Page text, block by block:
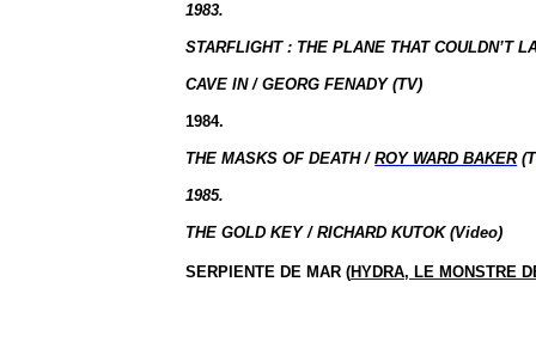
1983.
STARFLIGHT : THE PLANE THAT COULDN’T
CAVE IN / GEORG FENADY (TV)
1984.
THE MASKS OF DEATH /ROY WARD BAKER
1985.
THE GOLD KEY / RICHARD KUTOK (Video)
SERPIENTE DE MAR (HYDRA, LE MONSTRE